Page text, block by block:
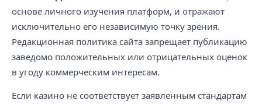
основе личного изучения платформ, и отражают
исключительно его независимую точку зрения.
Редакционная политика сайта запрещает публикацию
заведомо положительных или отрицательных оценок
в угоду коммерческим интересам.
Если казино не соответствует заявленным стандартам